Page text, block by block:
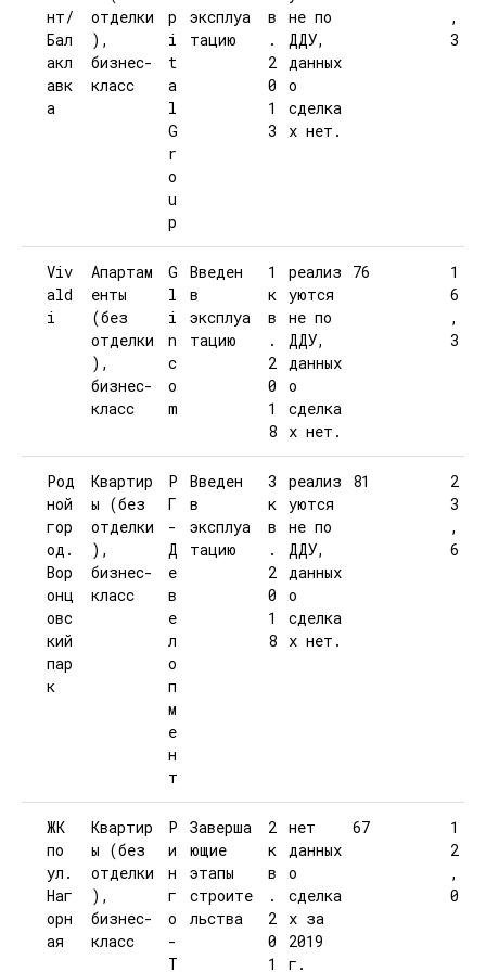
нт/
Бал
акл
авк
а
отделки
),
бизнес-
класс
p
i
t
a
l
G
r
o
u
p
эксплуа
тацию
в
.
2
0
1
3
не по
ДДУ,
данных
о
сделка
х нет.
,
3
Viv
ald
i
Апартам
енты
(без
отделки
),
бизнес-
класс
G
l
i
n
c
o
m
Введен
в
эксплуа
тацию
1
к
в
.
2
0
1
8
реализ
уются
не по
ДДУ,
данных
о
сделка
х нет.
76
1
6
,
3
Род
ной
гор
од.
Вор
онц
овс
кий
пар
к
Квартир
ы (без
отделки
),
бизнес-
класс
Р
Г
-
Д
е
в
е
л
о
п
м
е
н
т
Введен
в
эксплуа
тацию
3
к
в
.
2
0
1
8
реализ
уются
не по
ДДУ,
данных
о
сделка
х нет.
81
2
3
,
6
ЖК
по
ул.
Наг
орн
ая
Квартир
ы (без
отделки
),
бизнес-
класс
Р
и
н
г
о
-
Т
Заверша
ющие
этапы
строите
льства
2
к
в
.
2
0
1
нет
данных
о
сделка
х за
2019
г.
67
1
2
,
0